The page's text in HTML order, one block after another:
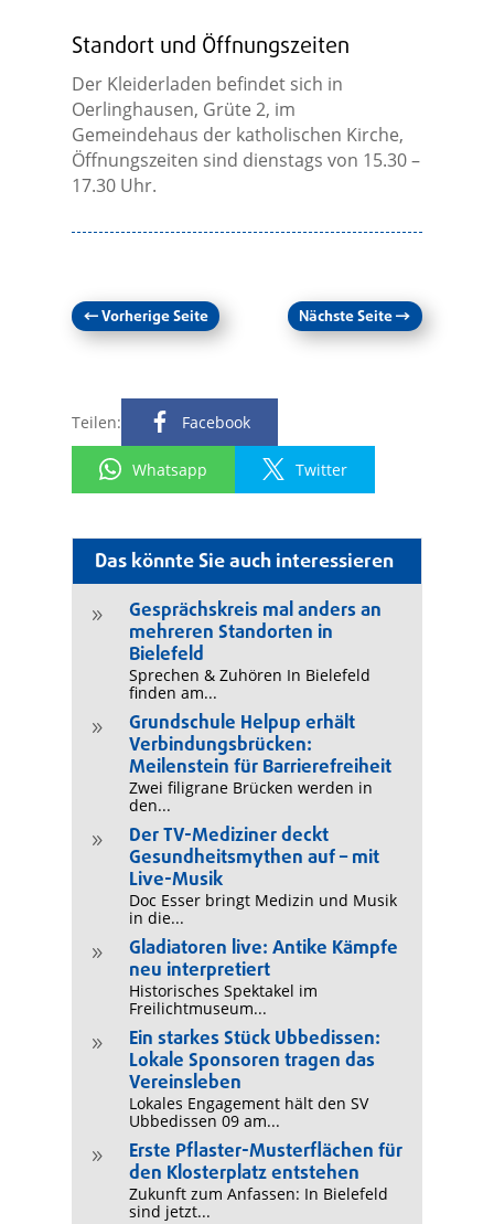
Das könnte Sie auch interessieren
9
Gesprächskreis mal anders an
mehreren Standorten in
Bielefeld
Sprechen & Zuhören In Bielefeld
finden am...
9
Grundschule Helpup erhält
Verbindungsbrücken:
Meilenstein für Barrierefreiheit
Zwei filigrane Brücken werden in
den...
9
Der TV-Mediziner deckt
Gesundheitsmythen auf – mit
Live-Musik
Doc Esser bringt Medizin und Musik
in die...
9
Gladiatoren live: Antike Kämpfe
neu interpretiert
Historisches Spektakel im
Freilichtmuseum...
9
Ein starkes Stück Ubbedissen:
Lokale Sponsoren tragen das
Vereinsleben
Lokales Engagement hält den SV
Ubbedissen 09 am...
9
Erste Pflaster-Musterflächen für
den Klosterplatz entstehen
Zukunft zum Anfassen: In Bielefeld
sind jetzt...
Standort und Öffnungszeiten
Der Kleiderladen befindet sich in
Oerlinghausen, Grüte 2, im
Gemeindehaus der katholischen Kirche,
Öffnungszeiten sind dienstags von 15.30 –
17.30 Uhr.
←Vorherige Seite Nächste Seite→
Teilen: Facebook
Whatsapp Twitter